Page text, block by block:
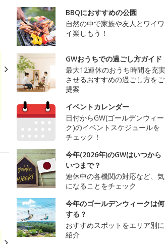
BBQにおすすめの公園
自然の中で家族や友人とワイワ
イ楽しもう！
GWおうちでの過ごし方ガイド
最大12連休のおうち時間を充実
させるおすすめの過ごし方をご
提案
イベントカレンダー
日付からGW(ゴールデンウィー
ク)のイベントスケジュールを
チェック！
今年(2026年)のGWはいつから
いつまで？
連休中の各機関の対応など、気
になることをチェック
今年のゴールデンウィークは何
する？
おすすめスポットをエリア別に
紹介